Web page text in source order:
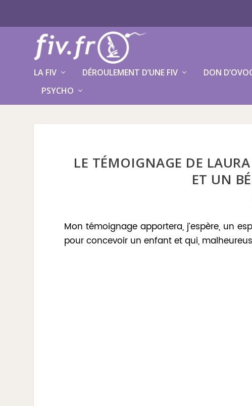
LA FIV DÉROULEMENT D’UNE FIV DON
PSYCHO
LE TÉMOIGNAGE DE
ET UN
Mon témoignage apportera, j’espère, un
pour concevoir un enfant et qui,